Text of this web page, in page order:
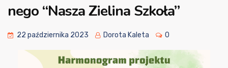
nego “Nasza Zielina Szkoła”
22 października 2023 Dorota Kaleta 0